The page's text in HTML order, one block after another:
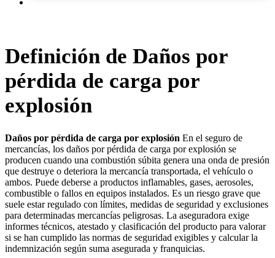
Definición de Daños por
pérdida de carga por
explosión
Daños por pérdida de carga por explosión En el seguro de
mercancías, los daños por pérdida de carga por explosión se
producen cuando una combustión súbita genera una onda de presión
que destruye o deteriora la mercancía transportada, el vehículo o
ambos. Puede deberse a productos inflamables, gases, aerosoles,
combustible o fallos en equipos instalados. Es un riesgo grave que
suele estar regulado con límites, medidas de seguridad y exclusiones
para determinadas mercancías peligrosas. La aseguradora exige
informes técnicos, atestado y clasificación del producto para valorar
si se han cumplido las normas de seguridad exigibles y calcular la
indemnización según suma asegurada y franquicias.